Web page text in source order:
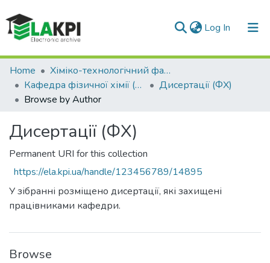
Log In (current)
Communities & Collections
All of DSpace
Home
Хіміко-технологічний факультет (ХТФ)
Кафедра фізичної хімії (ФХ)
Дисертації (ФХ)
Browse by Author
Дисертації (ФХ)
Permanent URI for this collection
https://ela.kpi.ua/handle/123456789/14895
У зібранні розміщено дисертації, які захищені
працівниками кафедри.
Browse